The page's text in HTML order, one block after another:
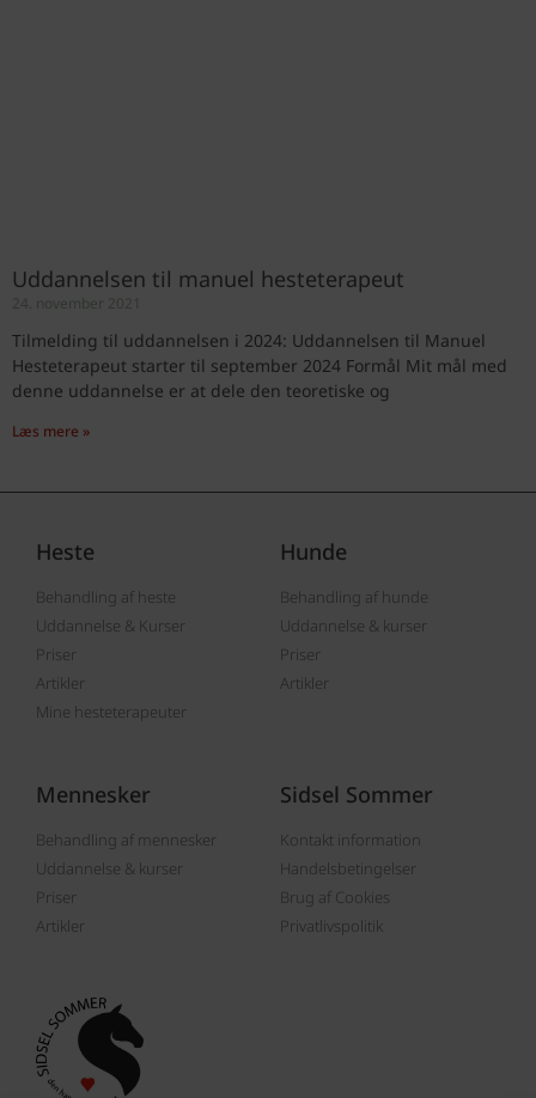
Uddannelsen til manuel hesteterapeut
24. november 2021
Tilmelding til uddannelsen i 2024: Uddannelsen til Manuel
Hesteterapeut starter til september 2024 Formål Mit mål med
denne uddannelse er at dele den teoretiske og
Læs mere »
Heste
Behandling af heste
Uddannelse & Kurser
Priser
Artikler
Mine hesteterapeuter
Hunde
Behandling af hunde
Uddannelse & kurser
Priser
Artikler
Mennesker
Behandling af mennesker
Uddannelse & kurser
Priser
Artikler
Sidsel Sommer
Kontakt information
Handelsbetingelser
Brug af Cookies
Privatlivspolitik